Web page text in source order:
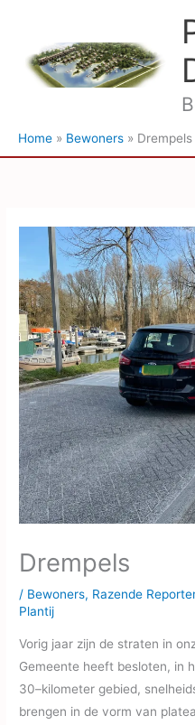
inhoud
Home Bewoners Drempels
Drempels
/ Bewoners, Razende
Plantij
Vorig jaar zijn de straten in
Gemeente heeft besloten, in
30–kilometer gebied,
brengen in de vorm van